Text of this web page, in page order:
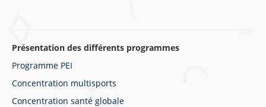
Présentation des différents programmes
Programme PEI
Concentration multisports
Concentration santé globale